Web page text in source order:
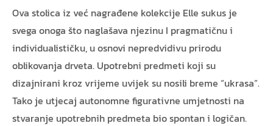
Ova stolica iz već nagrađene kolekcije Elle sukus je
svega onoga što naglašava njezinu I pragmatičnu i
individualističku, u osnovi nepredvidivu prirodu
oblikovanja drveta. Upotrebni predmeti koji su
dizajnirani kroz vrijeme uvijek su nosili breme “ukrasa”.
Tako je utjecaj autonomne figurativne umjetnosti na
stvaranje upotrebnih predmeta bio spontan i logičan.